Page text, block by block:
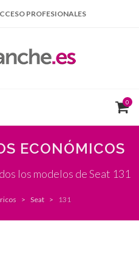
PROFESIONALES
0
ECONÓMICOS
los modelos de Seat 131
Seat 131